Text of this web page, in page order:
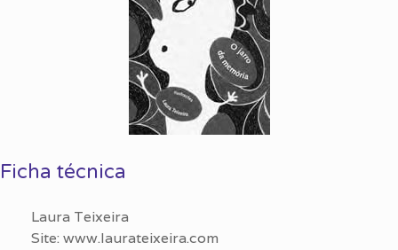
Ficha técnica
Laura Teixeira
Site: www.laurateixeira.com